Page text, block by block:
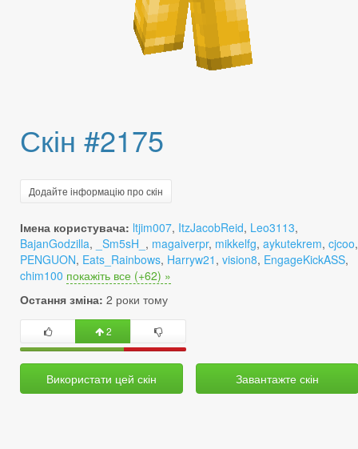
Скін #2175
Додайте інформацію про скін
Імена користувача: ltjim007, ItzJacobReid, Leo3113,
BajanGodzilla, _Sm5sH_ , magaiverpr, mikkelfg, aykutekrem, cjcoo,
PENGUON, Eats_Rainbows, Harryw21 , vision8, EngageKickASS,
chim100 покажіть все (+62) »
Остання зміна: 2 роки тому
2
Використати цей скін Завантажте скін